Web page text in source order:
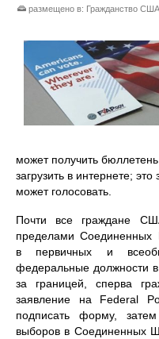
размещено в: Гражданство США
может получить
загрузить в интернете;
может голосовать.
Почти все граждане
пределами Соединенных
в первичных и
федеральные должности
за границей, сперва
заявление на Federal
подписать форму,
выборов в Соединенных